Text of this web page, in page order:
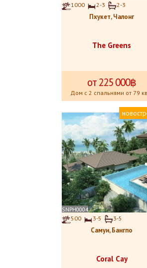
1000
2-3 2-3
Пхукет, Чалонг
The Greens
от 225000฿
Дом с 2 спальнями от 79
SNPH0004
500
3-5 3-5
Самуи, Бангпо
Coral Cay